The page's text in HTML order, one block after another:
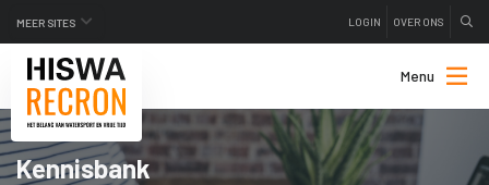
MEER SITES LOGIN OVER ONS
Menu
Kennisbank